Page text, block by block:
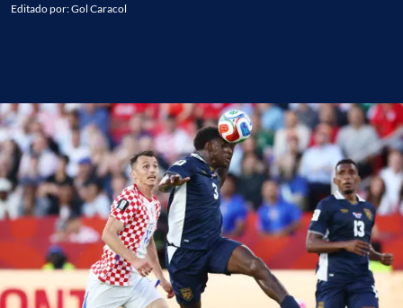
Editado por:Gol Caracol